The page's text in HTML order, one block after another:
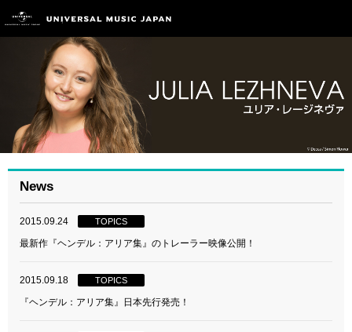
News
2015.09.24 TOPICS
最新作『ヘンデル：アリア集』のトレーラー映像公開！
2015.09.18 TOPICS
『ヘンデル：アリア集』日本先行発売！